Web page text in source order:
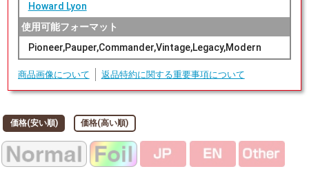
Howard Lyon
使用可能フォーマット
Pioneer,Pauper,Commander,Vintage,Legacy,Modern
商品画像について 返品特約に関する重要事項について
価格(安い順) 価格(高い順)